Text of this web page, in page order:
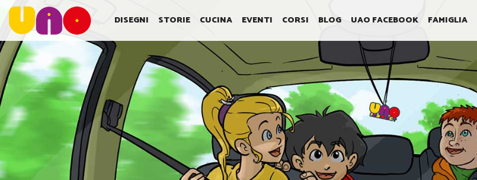
SALTA
CONTENUTO
PRINCIPALE
DISEGNI STORIE CUCINA EVENTI CORSI BLOG UAO FACEBOOK FAMIGLIA